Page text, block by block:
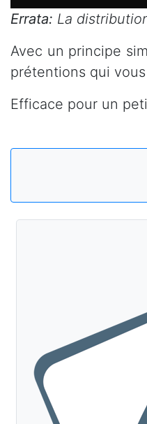
Errata: La
Avec un principe
prétentions qui
Efficace pour un